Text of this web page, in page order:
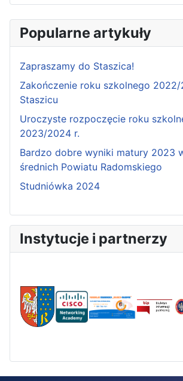
Popularne artykuły
Zapraszamy do Staszica!
Zakończenie roku szkolnego
Staszicu
Uroczyste rozpoczęcie roku
2023/2024 r.
Bardzo dobre wyniki matury 2023
średnich Powiatu Radomskiego
Studniówka 2024
Instytucje i partnerzy